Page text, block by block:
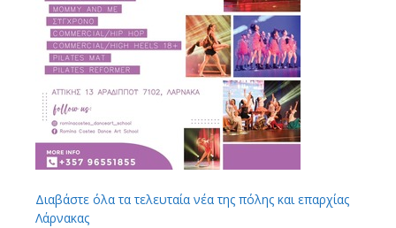
Διαβάστε όλα τα τελευταία νέα της πόλης και επαρχίας
Λάρνακας